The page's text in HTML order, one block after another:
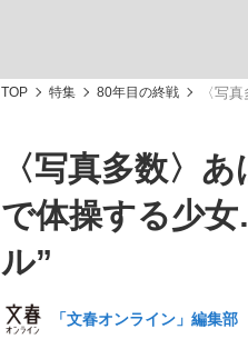
TOP 特集 80年目の終戦 〈写
〈写真多数〉
で体操する少
ル”
「文春オンライン」編集部